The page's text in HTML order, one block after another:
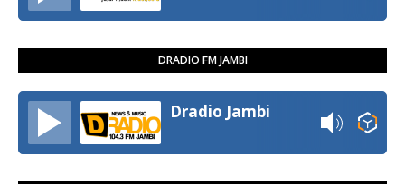
DRADIO FM JAMBI
Dradio Jambi